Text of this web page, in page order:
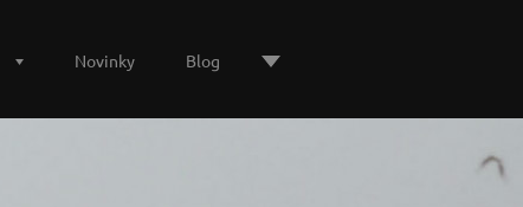
Novinky Blog